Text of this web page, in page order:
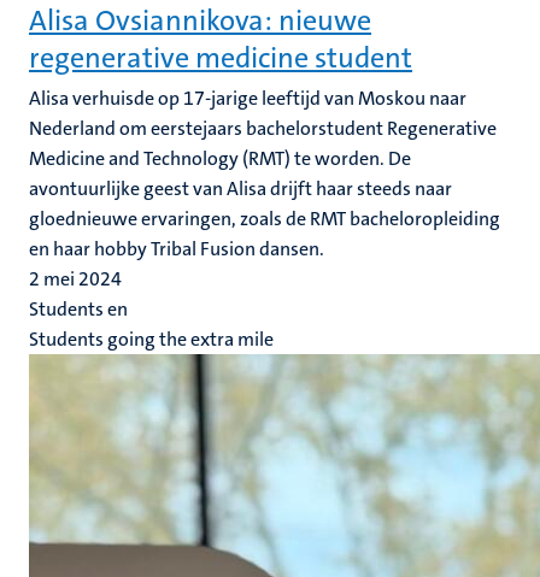
Alisa Ovsiannikova: nieuwe
regenerative medicine student
Alisa verhuisde op 17-jarige leeftijd van Moskou naar
Nederland om eerstejaars bachelorstudent Regenerative
Medicine and Technology (RMT) te worden. De
avontuurlijke geest van Alisa drijft haar steeds naar
gloednieuwe ervaringen, zoals de RMT bacheloropleiding
en haar hobby Tribal Fusion dansen.
2 mei 2024
Students en
Students going the extra mile